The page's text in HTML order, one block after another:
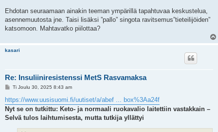
Ehdotan seuraamaan ainakin teeman ympärillä tapahtuvaa keskustelua,
asennemuutosta jne. Taisi lisäksi ”pallo” singota ravitsemus”tieteilijöiden”
katsomoon. Mahtavatko piilottaa?
kasari
Re: Insuliiniresistenssi MetS Rasvamaksa
V
e
s
t
i
Ti Joulu 30, 2025 8:43 am
https://www.uusisuomi.fi/uutiset/a/abef ... box%3Aa24f
Nyt se on tutkittu: Keto- ja normaali ruokavalio laitettiin vastakkain –
Selvä tulos laihtumisesta, mutta tutkija yllättyi